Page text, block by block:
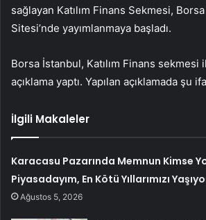
sağlayan Katılım Finans Sekmesi,
Sitesi’nde yayımlanmaya başladı.
Borsa İstanbul, Katılım Finans sekmesi
açıklama yaptı. Yapılan açıklamada şu
İlgili Makaleler
Karacasu Pazarında Memnun Kimse
Piyasadayım, En Kötü Yıllarımızı
Ağustos 5, 2026